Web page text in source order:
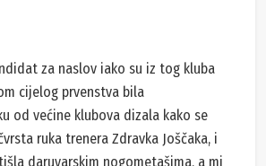
za naslov iako su iz tog kluba
cijelog prvenstva bila
od većine klubova dizala kako se
ruka trenera Zdravka Joščaka, i
daruvarskim nogometašima, a mi